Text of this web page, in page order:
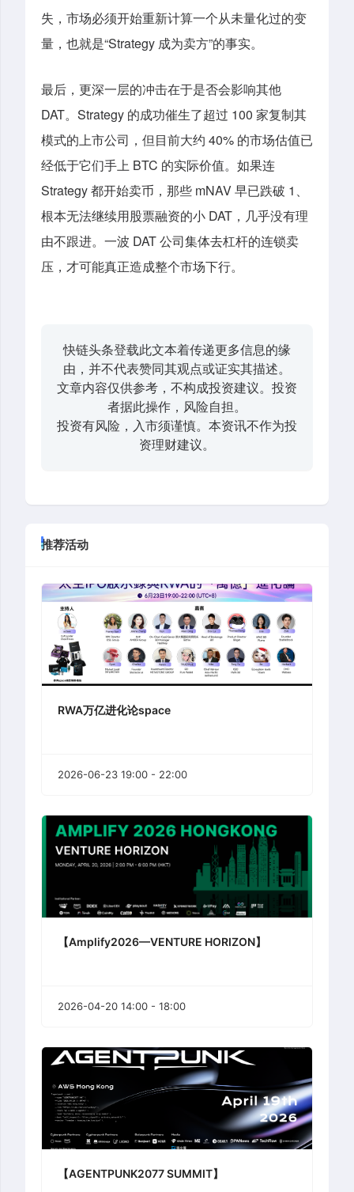
失，市场必须开始重新计算一个从未量化过的变
量，也就是“Strategy 成为卖方”的事实。
最后，更深一层的冲击在于是否会影响其他
DAT。Strategy 的成功催生了超过 100 家复制其
模式的上市公司，但目前大约 40% 的市场估值已
经低于它们手上 BTC 的实际价值。如果连
Strategy 都开始卖币，那些 mNAV 早已跌破 1、
根本无法继续用股票融资的小 DAT，几乎没有理
由不跟进。一波 DAT 公司集体去杠杆的连锁卖
压，才可能真正造成整个市场下行。
快链头条登载此文本着传递更多信息的缘
由，并不代表赞同其观点或证实其描述。
文章内容仅供参考，不构成投资建议。投资
者据此操作，风险自担。
投资有风险，入市须谨慎。本资讯不作为投
资理财建议。
推荐活动
RWA万亿进化论space
2026-06-23 19:00 - 22:00
【Amplify2026—VENTURE HORIZON】
2026-04-20 14:00 - 18:00
【AGENTPUNK2077 SUMMIT】